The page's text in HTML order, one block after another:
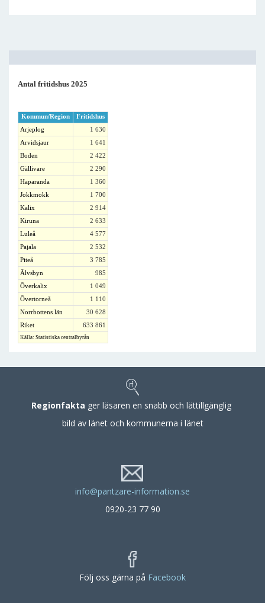
Antal fritidshus 2025
Kommun/Region
Fritidshus
Arjeplog
1 630
Arvidsjaur
1 641
Boden
2 422
Gällivare
2 290
Haparanda
1 360
Jokkmokk
1 700
Kalix
2 914
Kiruna
2 633
Luleå
4 577
Pajala
2 532
Piteå
3 785
Älvsbyn
985
Överkalix
1 049
Övertorneå
1 110
Norrbottens län
30 628
Riket
633 861
Källa: Statistiska centralbyrån
Regionfakta ger läsaren en snabb och lättillgänglig
bild av länet och kommunerna i länet
info@pantzare-information.se
0920-23 77 90
Följ oss gärna på Facebook